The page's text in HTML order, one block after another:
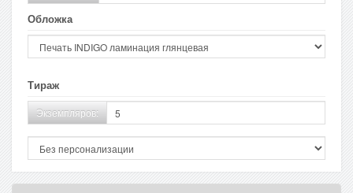
Обложка
Тираж
Экземпляров: